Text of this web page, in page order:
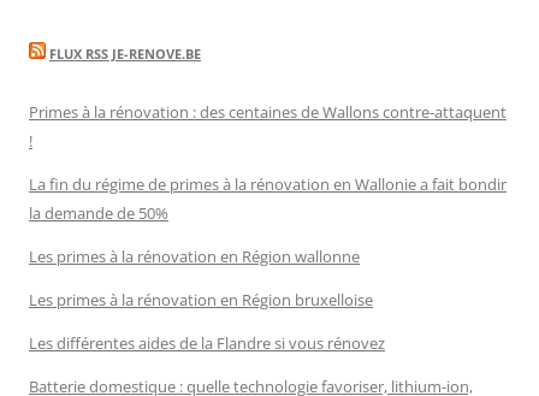
FLUX RSS JE-RENOVE.BE
Primes à la rénovation : des centaines de Wallons contre-attaquent
!
La fin du régime de primes à la rénovation en Wallonie a fait bondir
la demande de 50%
Les primes à la rénovation en Région wallonne
Les primes à la rénovation en Région bruxelloise
Les différentes aides de la Flandre si vous rénovez
Batterie domestique : quelle technologie favoriser, lithium-ion,